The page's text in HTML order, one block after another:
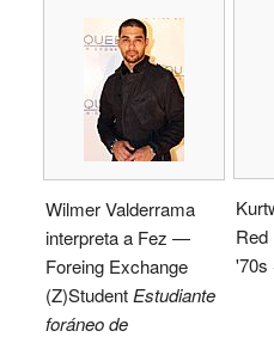
Wilmer Valderrama
interpreta a Fez —
Foreing Exchange
(Z)Student Estudiante
foráneo de
Red
'70s